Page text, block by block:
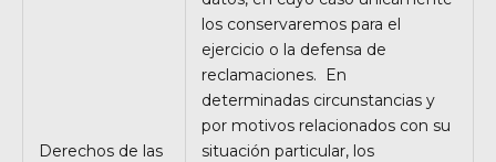
Derechos de las
los conservaremos para el
ejercicio o la defensa de
reclamaciones. En
determinadas circunstancias y
por motivos relacionados con su
situación particular, los